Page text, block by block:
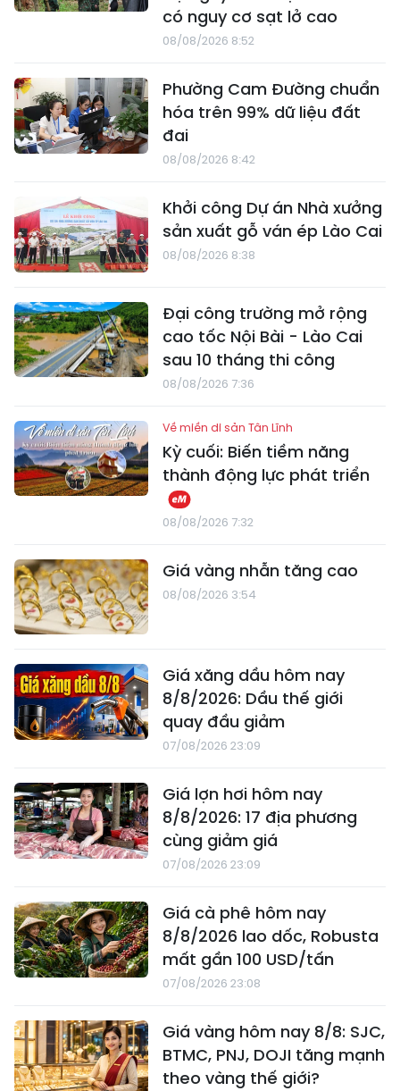
có nguy cơ sạt lở cao
08/08/2026 8:52
Phường Cam Đường chuẩn
hóa trên 99% dữ liệu đất
đai
08/08/2026 8:42
Khởi công Dự án Nhà xưởng
sản xuất gỗ ván ép Lào Cai
08/08/2026 8:38
Đại công trường mở rộng
cao tốc Nội Bài - Lào Cai
sau 10 tháng thi công
08/08/2026 7:36
Về miền di sản Tân Lĩnh
Kỳ cuối: Biến tiềm năng
thành động lực phát triển
08/08/2026 7:32
Giá vàng nhẫn tăng cao
08/08/2026 3:54
Giá xăng dầu hôm nay
8/8/2026: Dầu thế giới
quay đầu giảm
07/08/2026 23:09
Giá lợn hơi hôm nay
8/8/2026: 17 địa phương
cùng giảm giá
07/08/2026 23:09
Giá cà phê hôm nay
8/8/2026 lao dốc, Robusta
mất gần 100 USD/tấn
07/08/2026 23:08
Giá vàng hôm nay 8/8: SJC,
BTMC, PNJ, DOJI tăng mạnh
theo vàng thế giới?